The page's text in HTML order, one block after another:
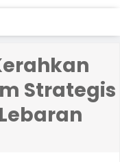
Strategis